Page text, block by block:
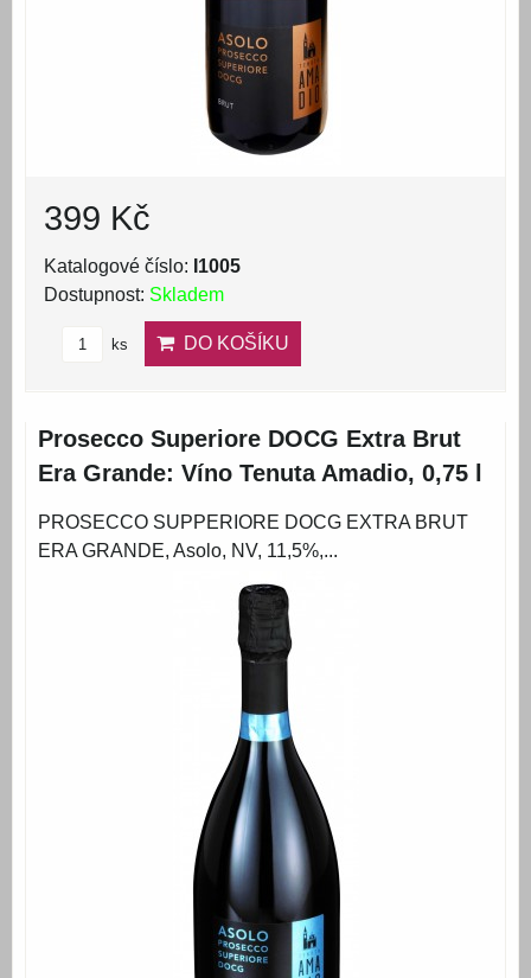
399 Kč
Katalogové číslo: I1005
Dostupnost: Skladem
ks DO KOŠÍKU
Prosecco Superiore DOCG Extra Brut
Era Grande: Víno Tenuta Amadio, 0,75 l
PROSECCO SUPPERIORE DOCG EXTRA BRUT
ERA GRANDE, Asolo, NV, 11,5%,...